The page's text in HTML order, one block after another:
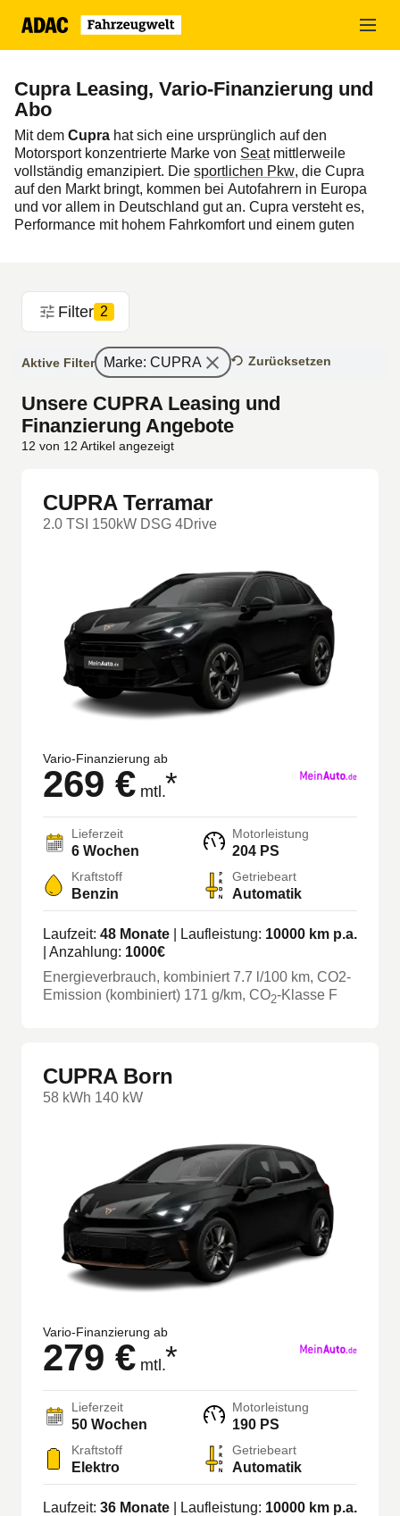
Cupra Leasing, Vario-Finanzierung und
Abo
Mit dem Cupra hat sich eine ursprünglich auf den
Motorsport konzentrierte Marke von Seatmittlerweile
vollständig emanzipiert. Die sportlichen Pkw, die Cupra
auf den Markt bringt, kommen bei Autofahrern in Europa
und vor allem in Deutschland gut an. Cupra versteht es,
Performance mit hohem Fahrkomfort und einem guten
aktuelle Cupra Neufahrzeuge mit attraktiven
Finanzierungsmöglichkeiten wie
oderAuto-Abo.
Filter 2
Aktive Filter Marke: CUPRA Zurücksetzen
Unsere CUPRA Leasing und
Finanzierung Angebote
12 von 12 Artikel angezeigt
CUPRA Terramar
2.0 TSI 150kW DSG 4Drive
Vario-Finanzierung ab
269 € mtl.*
Lieferzeit
6 Wochen
Motorleistung
204 PS
Kraftstoff
Benzin
Getriebeart
Automatik
Laufzeit: 48 Monate | Laufleistung: 10000 km p.a.
| Anzahlung: 1000€
Energieverbrauch, kombiniert7.7 l/100 km, CO2-
Emission (kombiniert) 171 g/km, CO2-Klasse F
CUPRA Born
58 kWh 140 kW
Vario-Finanzierung ab
279 € mtl.*
Lieferzeit
50 Wochen
Motorleistung
190 PS
Kraftstoff
Elektro
Getriebeart
Automatik
Laufzeit: 36 Monate | Laufleistung: 10000 km p.a.